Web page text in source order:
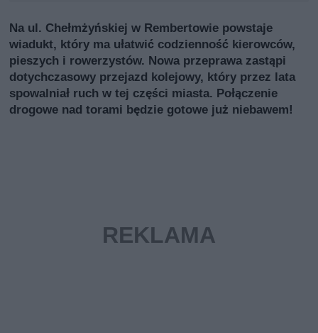
Na ul. Chełmżyńskiej w Rembertowie powstaje
wiadukt, który ma ułatwić codzienność kierowców,
pieszych i rowerzystów. Nowa przeprawa zastąpi
dotychczasowy przejazd kolejowy, który przez lata
spowalniał ruch w tej części miasta. Połączenie
drogowe nad torami będzie gotowe już niebawem!